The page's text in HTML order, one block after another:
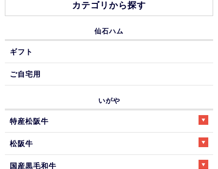
カテゴリから探す
仙石ハム
ギフト
ご自宅用
いがや
特産松阪牛
松阪牛
国産黒毛和牛